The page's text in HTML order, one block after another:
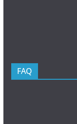
FAQ